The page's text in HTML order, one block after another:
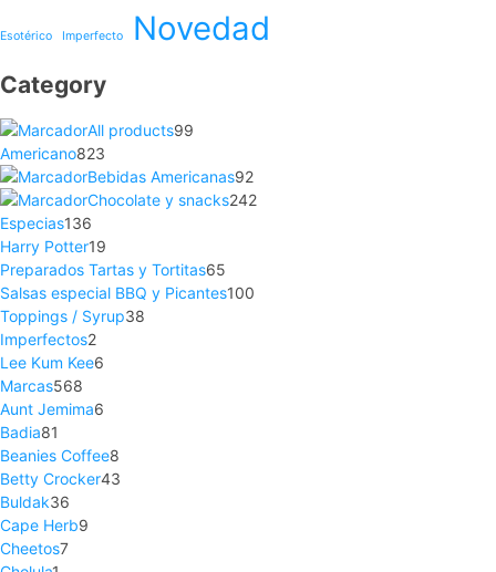
Esotérico Imperfecto Novedad
Category
All products99
Americano823
Bebidas Americanas92
Chocolate y snacks242
Especias136
Harry Potter19
Preparados Tartas y Tortitas65
Salsas especial BBQ y Picantes100
Toppings / Syrup38
Imperfectos2
Lee Kum Kee6
Marcas568
Aunt Jemima6
Badia81
Beanies Coffee8
Betty Crocker43
Buldak36
Cape Herb9
Cheetos7